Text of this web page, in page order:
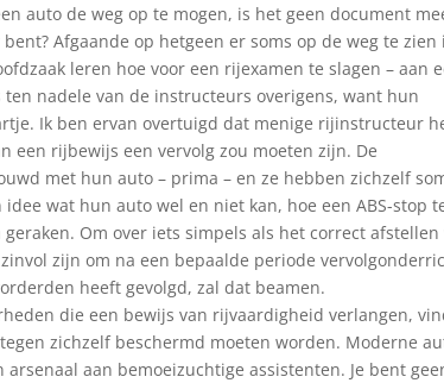
auto de weg op te mogen, is het geen document
Afgaande op hetgeen er soms op de weg te zien
leren hoe voor een rijexamen te slagen – aan
nadele van de instructeurs overigens, want hun
Ik ben ervan overtuigd dat menige rijinstructeur
een rijbewijs een vervolg zou moeten zijn. De
met hun auto – prima – en ze hebben zichzelf
wat hun auto wel en niet kan, hoe een ABS-stop
Om over iets simpels als het correct afstellen
zijn om na een bepaalde periode
heeft gevolgd, zal dat beamen.
die een bewijs van rijvaardigheid verlangen,
zichzelf beschermd moeten worden. Moderne
aan bemoeizuchtige assistenten. Je bent